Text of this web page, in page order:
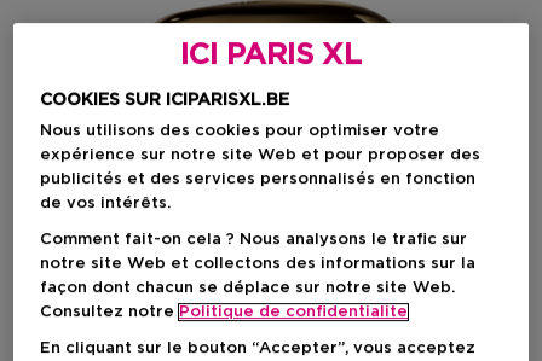
Choisissez votre format
50 ML En stock
ICI PARIS XL
COOKIES SUR ICIPARISXL.BE
Nous utilisons des cookies pour optimiser votre
expérience sur notre site Web et pour proposer des
publicités et des services personnalisés en fonction
de vos intérêts.
Comment fait-on cela ? Nous analysons le trafic sur
notre site Web et collectons des informations sur la
façon dont chacun se déplace sur notre site Web.
Consultez notre Politique de confidentialite
En cliquant sur le bouton “Accepter”, vous acceptez